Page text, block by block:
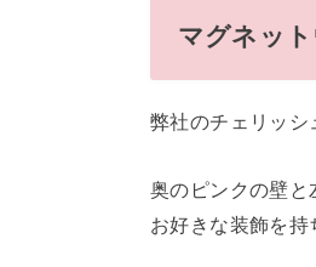
マグネッ
弊社のチェリッシ
奥のピンクの壁と
お好きな装飾を持